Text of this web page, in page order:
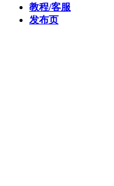
教程/客服
发布页